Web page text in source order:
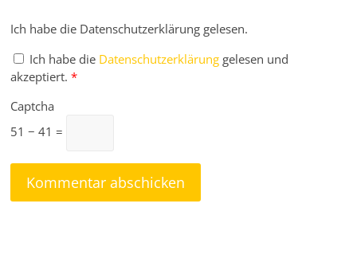
Ich habe die Datenschutzerklärung gelesen.
Ich habe die Datenschutzerklärung gelesen und
akzeptiert. *
Captcha
51 − 41 =